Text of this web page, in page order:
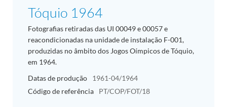
Tóquio 1964
Fotografias retiradas das UI 00049 e 00057 e
reacondicionadas na unidade de instalação F-001,
produzidas no âmbito dos Jogos Oímpicos de Tóquio,
em 1964.
Datas de produção
1961-04/1964
Código de referência
PT/COP/FOT/18